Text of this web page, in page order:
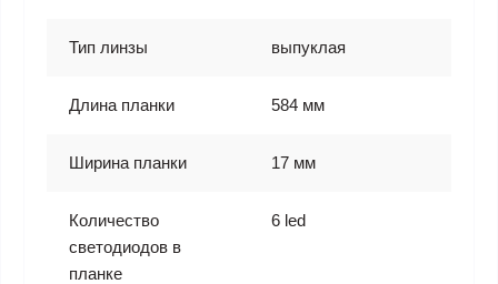
Тип линзы выпуклая
Длина планки 584 мм
Ширина планки 17 мм
Количество
светодиодов в
планке
6 led